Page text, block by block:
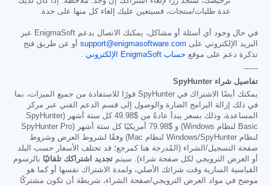
عدة طلبات/منتجات، فسيتعين عليك إلغاء كل منها على حدة.
في حال وجود أي أسئلة أو مشاكل، يمكنك الاتصال بدعم EnigmaSoft عبر
البريد الإلكتروني على support@enigmasoftware.com أو عن طريق فتح
تذكرة دعم على موقع حساب EnigmaSoft الإلكتروني
.
------
تفاصيل شراء SpyHunter
يمكنك أيضًا الاشتراك في SpyHunter فورًا للاستفادة من جميع الميزات، بما
في ذلك إزالة البرامج الضارة والوصول إلى قسم الدعم الفني عبر مركز
المساعدة، وذلك بسعر يبدأ عادةً من $49.98
كل ستة أشهر (SpyHunter
Basic لنظام Windows) و
$79.98
أمريكيًا كل ستة أشهر (SpyHunter Pro
لنظام Windows/SpyHunter لنظام Mac) وفقًا لشروط العرض وشروط
صفحة التسجيل/الشراء (المُدرجة هنا كمرجع؛ قد تختلف الأسعار حسب البلد
أو العرض الترويجي لكل صفحة شراء). سيتم تجديد اشتراكك تلقائيًا بالرسوم
القياسية السارية وقت شرائك الأصلي، ولمدة الاشتراك نفسها أو كما هو
موضح في مواد العرض الترويجي/صفحة الشراء، شريطة أن تكون مشتركًا